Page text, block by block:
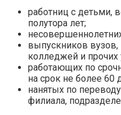
работниц с детьми,
полутора лет;
выпускников
колледжей и
работающих по
на срок не более 60
нанятых по
филиала,